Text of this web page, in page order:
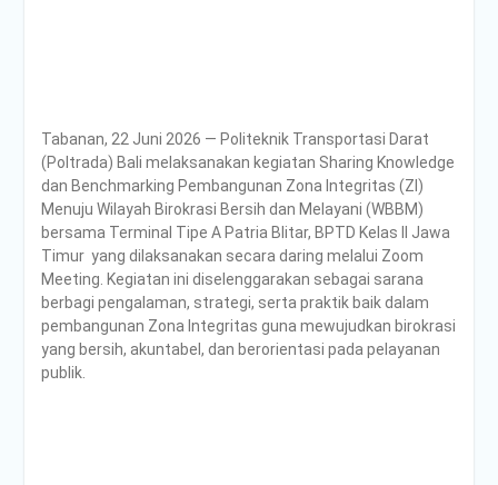
Melaksanakan Review I
Dokumen Re-Akreditasi
Program Studi Diploma III
Manajemen Transportasi
Jalan
Poltrada Bali Gelar Kuliah
Umum “Elnusa Petrofin
Goes to Campus” dan
Recruitment Interview
Bersama PT Elnusa
Tabanan, 22 Juni 2026 — Politeknik Transportasi Darat
(Poltrada) Bali melaksanakan kegiatan Sharing Knowledge
dan Benchmarking Pembangunan Zona Integritas (ZI)
Menuju Wilayah Birokrasi Bersih dan Melayani (WBBM)
bersama Terminal Tipe A Patria Blitar, BPTD Kelas II Jawa
Timur yang dilaksanakan secara daring melalui Zoom
Meeting. Kegiatan ini diselenggarakan sebagai sarana
berbagi pengalaman, strategi, serta praktik baik dalam
pembangunan Zona Integritas guna mewujudkan birokrasi
yang bersih, akuntabel, dan berorientasi pada pelayanan
publik.